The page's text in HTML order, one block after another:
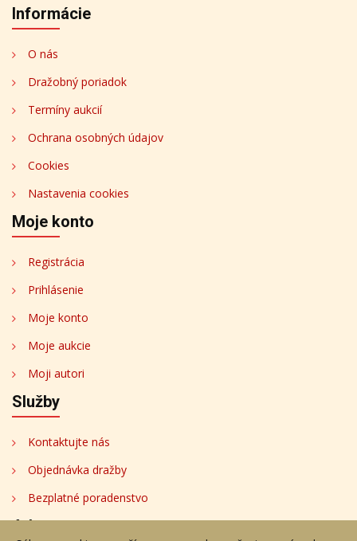
Informácie
O nás
Dražobný poriadok
Termíny aukcií
Ochrana osobných údajov
Cookies
Nastavenia cookies
Moje konto
Registrácia
Prihlásenie
Moje konto
Moje aukcie
Moji autori
Služby
Kontaktujte nás
Objednávka dražby
Bezplatné poradenstvo
Adresa